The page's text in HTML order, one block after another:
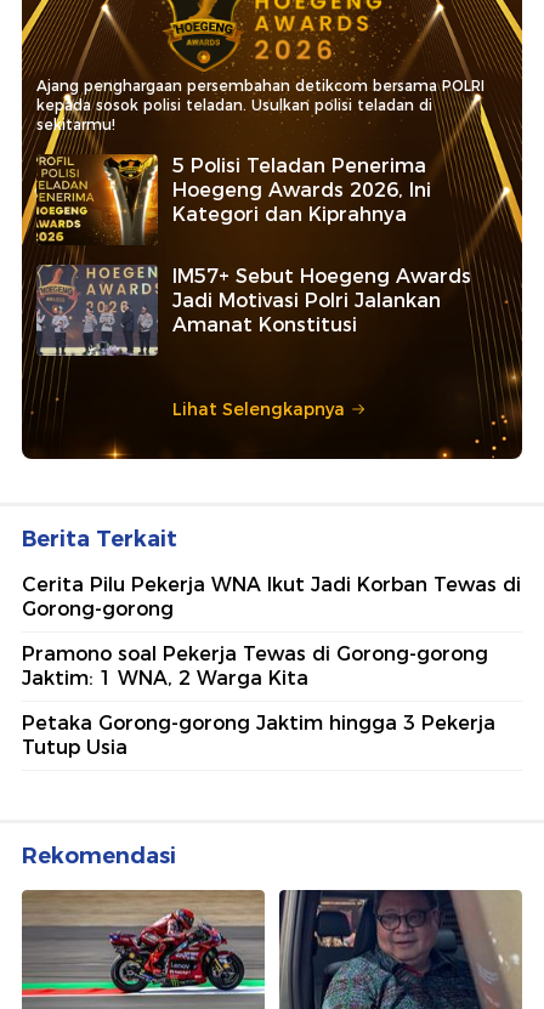
Ajang penghargaan persembahan detikcom bersama POLRI
kepada sosok polisi teladan. Usulkan polisi teladan di
sekitarmu!
5 Polisi Teladan Penerima
Hoegeng Awards 2026, Ini
Kategori dan Kiprahnya
IM57+ Sebut Hoegeng Awards
Jadi Motivasi Polri Jalankan
Amanat Konstitusi
Lihat Selengkapnya
Berita Terkait
Cerita Pilu Pekerja WNA Ikut Jadi Korban Tewas di
Gorong-gorong
Pramono soal Pekerja Tewas di Gorong-gorong
Jaktim: 1 WNA, 2 Warga Kita
⁠Petaka Gorong-gorong Jaktim hingga 3 Pekerja
Tutup Usia
Rekomendasi